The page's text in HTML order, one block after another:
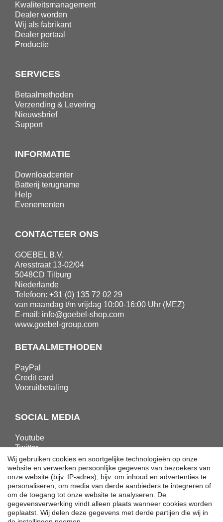
Kwaliteitsmanagement
Dealer worden
Wij als fabrikant
Dealer portaal
Productie
SERVICES
Betaalmethoden
Verzending & Levering
Nieuwsbrief
Support
INFORMATIE
Downloadcenter
Batterij terugname
Help
Evenementen
CONTACTEER ONS
GOEBEL B.V.
Aresstraat 13-02/04
5048CD Tilburg
Niederlande
Telefoon: +31 (0) 135 72 02 29
van maandag t/m vrijdag 10:00-16:00 Uhr (MEZ)
E-mail: info@goebel-shop.com
www.goebel-group.com
BETAALMETHODEN
PayPal
Credit card
Vooruitbetaling
SOCIAL MEDIA
Youtube
Twitter
Linkedin
Facebook
Instagram
DOWNLOADS
Wij gebruiken cookies en soortgelijke technologieën op onze
website en verwerken persoonlijke gegevens van bezoekers van
onze website (bijv. IP-adres), bijv. om inhoud en advertenties te
personaliseren, om media van derde aanbieders te integreren of
om de toegang tot onze website te analyseren. De
gegevensverwerking vindt alleen plaats wanneer cookies worden
geplaatst. Wij delen deze gegevens met derde partijen die wij in